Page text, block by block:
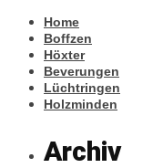
Home
Boffzen
Höxter
Beverungen
Lüchtringen
Holzminden
Archiv